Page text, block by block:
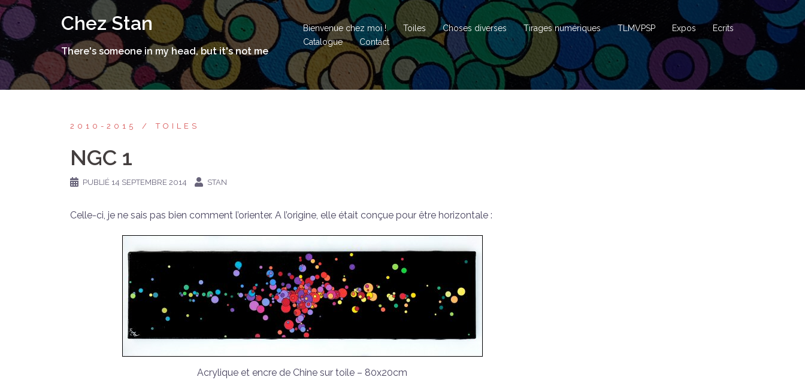
Aller
au
contenu
Chez Stan
There's someone in my head, but it's not me
Bienvenue chez moi ! Toiles Choses diverses Tirages numériques TLMVPSP Expos
Ecrits
Catalogue
Contact
2010-2015 TOILES
NGC 1
PUBLIÉ 14 SEPTEMBRE 2014 STAN
Celle-ci, je ne sais pas bien comment l’orienter. A l’origine, elle était conçue pour être horizontale :
Acrylique et encre de Chine sur toile – 80x20cm